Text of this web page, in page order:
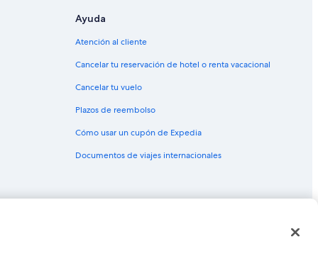
Bonita
Cerro Viejo
Ayuda
Atención al cliente
Cancelar tu reservación de hotel o renta vacacional
Cancelar tu vuelo
Plazos de reembolso
Cómo usar un cupón de Expedia
Documentos de viajes internacionales
marcas comerciales de Expedia, Inc. CST# 2029030-50.